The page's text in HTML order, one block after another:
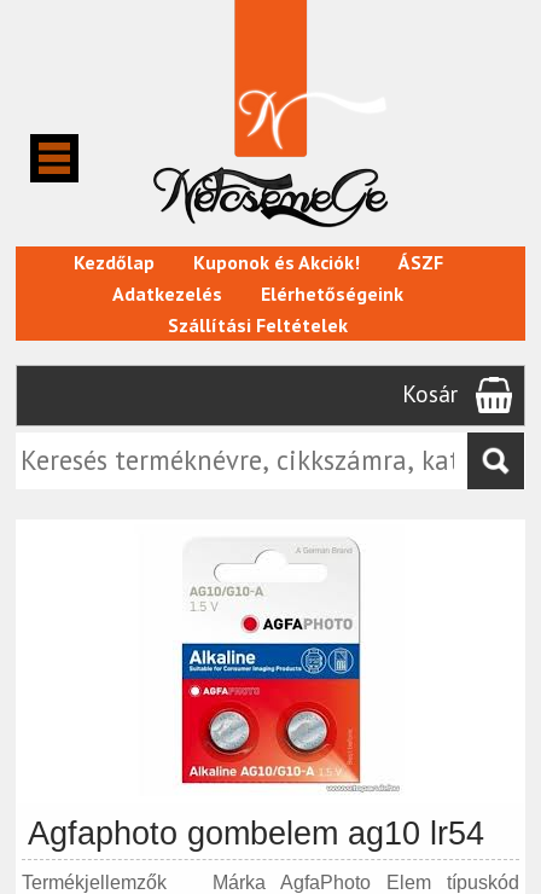
Kezdőlap Kuponok és Akciók!
ÁSZF
Adatkezelés
Elérhetőségeink
Szállítási Feltételek
Kosár
Agfaphoto gombelem ag10 lr54
Termékjellemzők Márka AgfaPhoto Elem típuskód